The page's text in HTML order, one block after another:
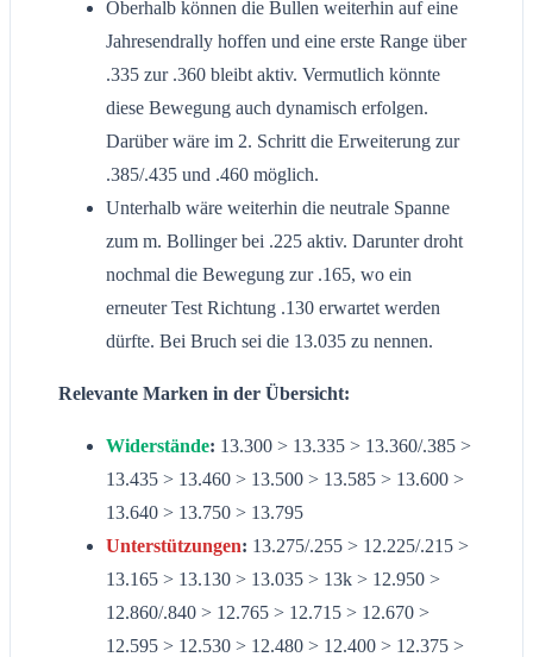
Oberhalb können die Bullen weiterhin auf eine
Jahresendrally hoffen und eine erste Range über
.335 zur .360 bleibt aktiv. Vermutlich könnte
diese Bewegung auch dynamisch erfolgen.
Darüber wäre im 2. Schritt die Erweiterung zur
.385/.435 und .460 möglich.
Unterhalb wäre weiterhin die neutrale Spanne
zum m. Bollinger bei .225 aktiv. Darunter droht
nochmal die Bewegung zur .165, wo ein
erneuter Test Richtung .130 erwartet werden
dürfte. Bei Bruch sei die 13.035 zu nennen.
Relevante Marken in der Übersicht:
Widerstände: 13.300 > 13.335 > 13.360/.385 >
13.435 > 13.460 > 13.500 > 13.585 > 13.600 >
13.640 > 13.750 > 13.795
Unterstützungen: 13.275/.255 > 12.225/.215 >
13.165 > 13.130 > 13.035 > 13k > 12.950 >
12.860/.840 > 12.765 > 12.715 > 12.670 >
12.595 > 12.530 > 12.480 > 12.400 > 12.375 >